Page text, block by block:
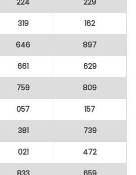
224 229
319 162
646 897
661 629
759 809
057 157
381 739
021 472